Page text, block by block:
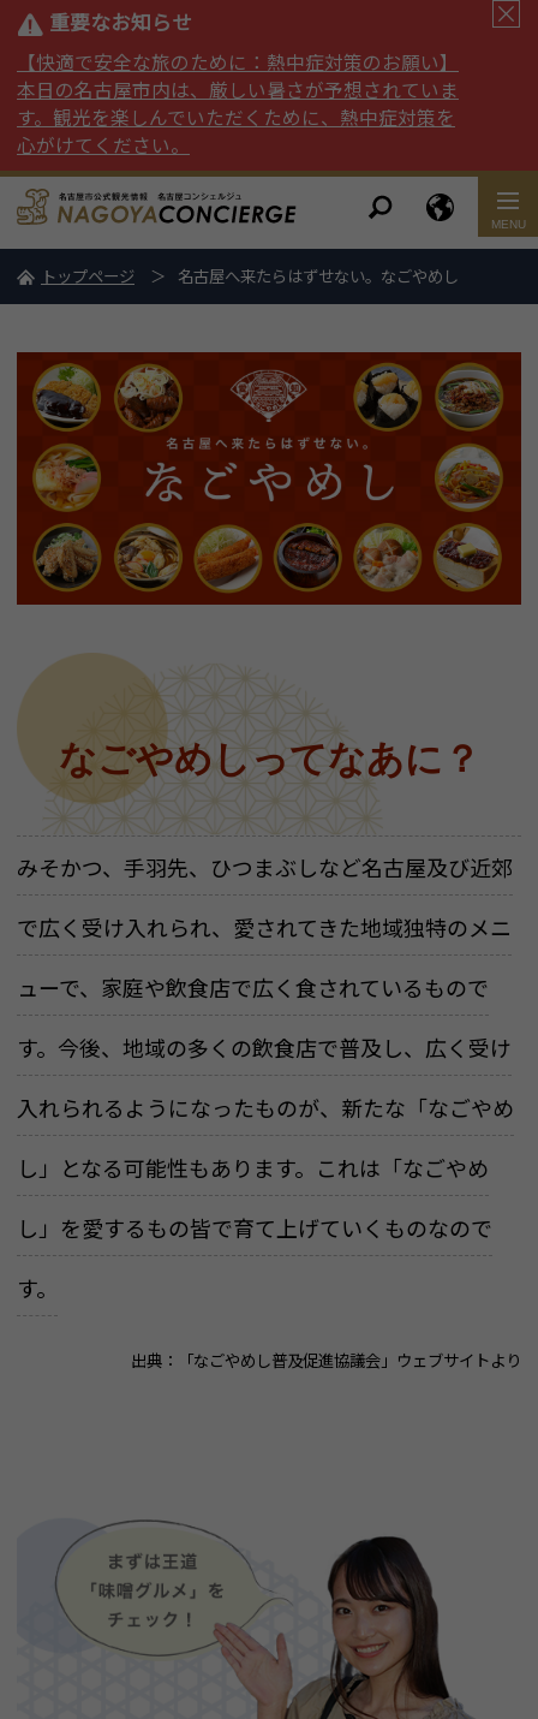
重要なお知らせ
【快適で安全な旅のために：熱中症対策のお願い】
本日の名古屋市内は、厳しい暑さが予想されていま
す。観光を楽しんでいただくために、熱中症対策を
心がけてください。
トップページ 名古屋へ来たらはずせない。なごやめし
なごやめしってなあに？
みそかつ、手羽先、ひつまぶしなど名古屋及び近郊
で広く受け入れられ、愛されてきた地域独特のメニ
ューで、家庭や飲食店で広く食されているもので
す。今後、地域の多くの飲食店で普及し、広く受け
入れられるようになったものが、新たな「なごやめ
し」となる可能性もあります。これは「なごやめ
し」を愛するもの皆で育て上げていくものなので
す。
出典：「なごやめし普及促進協議会」ウェブサイトより